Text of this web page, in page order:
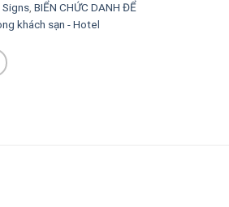
Signs, BIỂN CHỨC DANH ĐỂ
khách sạn - Hotel